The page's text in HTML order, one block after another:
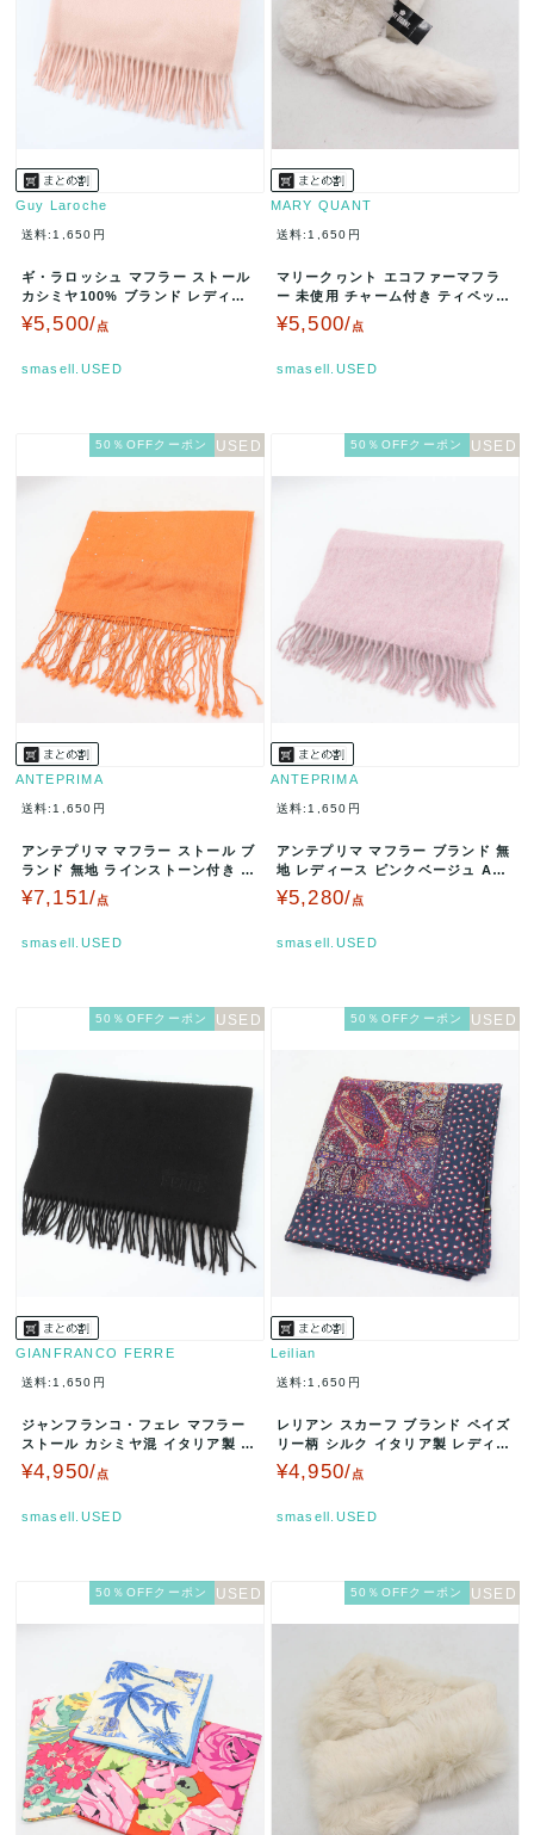
Guy Laroche
送料:1,650円
ギ・ラロッシュ マフラー ストール
カシミヤ100% ブランド レディー
ス ピンク Guy Laro…
¥5,500/点
smasell.USED
MARY QUANT
送料:1,650円
マリークヮント エコファーマフラ
ー 未使用 チャーム付き ティペット
ブランド レディース ホワイト…
¥5,500/点
smasell.USED
50％OFFクーポン
ANTEPRIMA
送料:1,650円
アンテプリマ マフラー ストール ブ
ランド 無地 ラインストーン付き カ
シミヤ シルク レディース …
¥7,151/点
smasell.USED
50％OFFクーポン
ANTEPRIMA
送料:1,650円
アンテプリマ マフラー ブランド 無
地 レディース ピンクベージュ AN
TEPRIMA 【中古】
¥5,280/点
smasell.USED
50％OFFクーポン
GIANFRANCO FERRE
送料:1,650円
ジャンフランコ・フェレ マフラー
ストール カシミヤ混 イタリア製 ブ
ランド レディース ブラック …
¥4,950/点
smasell.USED
50％OFFクーポン
Leilian
送料:1,650円
レリアン スカーフ ブランド ペイズ
リー柄 シルク イタリア製 レディー
ス ネイビー Leilian…
¥4,950/点
smasell.USED
50％OFFクーポン 50％OFFクーポン